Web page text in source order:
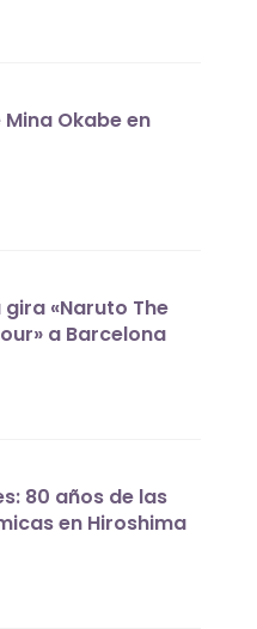
Okabe en
gira «Naruto The
a Barcelona
80 años de las
en Hiroshima